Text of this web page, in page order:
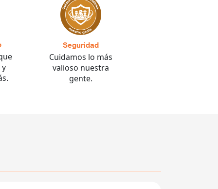
Seguridad
Cuidamos lo más
valioso nuestra
gente.